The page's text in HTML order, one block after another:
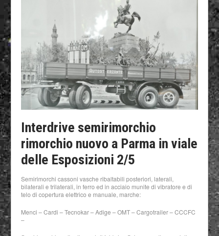
Interdrive semirimorchio
rimorchio nuovo a Parma in viale
delle Esposizioni 2/5
Semirimorchi cassoni vasche ribaltabili posteriori, laterali,
bilaterali e trilaterali, in ferro ed in acciaio munite di vibratore e di
telo di copertura elettrico e manuale, marche:
Menci – Cardi – Tecnokar – Adige – OMT – Cargotrailer – CCCFC
–